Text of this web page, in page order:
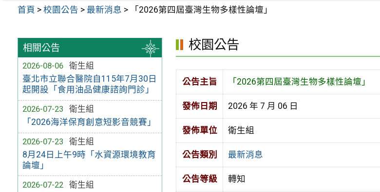
首頁 >校園公告 > 最新消息 > 「2026第四屆臺灣生物多樣性論壇」
相關公告
2026-08-06
衛生組
臺北市立聯合醫院自115年7月30日
起開設「食用油品健康諮詢門診」
2026-07-23
衛生組
「2026海洋保育創意短影音競賽」
2026-07-23
衛生組
8月24日上午9時「水資源環境教育
論壇」
2026-07-22
衛生組
校園公告
公告主旨 「2026第四屆臺灣生物多樣性論壇」
發佈日期 2026 年 7 月 06 日
發佈單位 衛生組
公告類別 最新消息
公告等級 轉知